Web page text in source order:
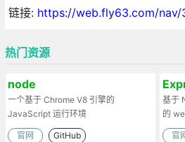
链接: https://web.fly63.com/nav/
热门资源
node
一个基于 Chrome V8 引擎的
JavaScript 运行环境
官网 GitHub
基于
的
官